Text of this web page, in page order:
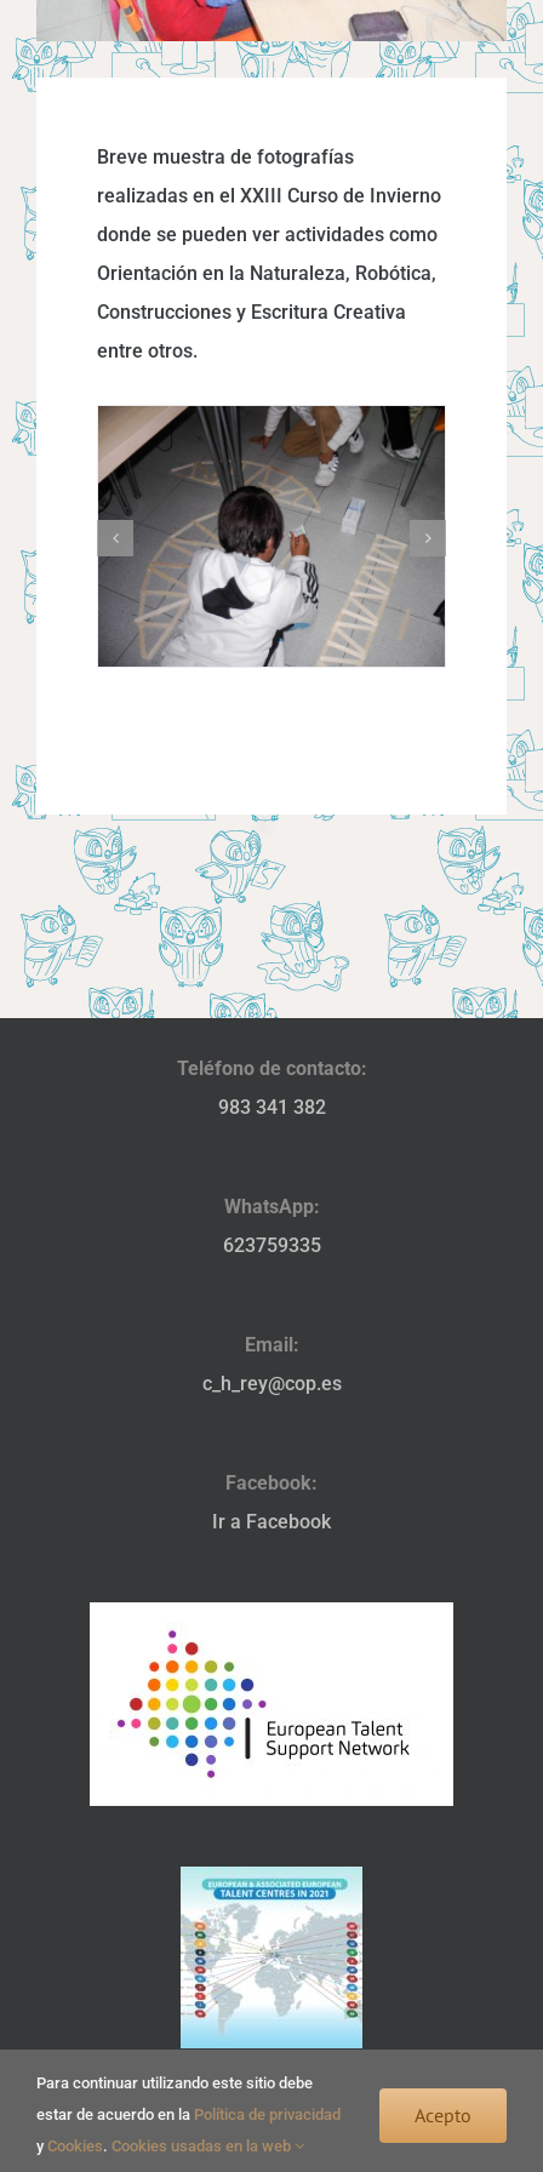
Breve muestra de fotografías
realizadas en el XXIII Curso de Invierno
donde se pueden ver actividades como
Orientación en la Naturaleza, Robótica,
Construcciones y Escritura Creativa
entre otros.
Teléfono de contacto:
983 341 382
WhatsApp:
623759335
Email:
c_h_rey@cop.es
Facebook:
Ir a Facebook
Copyright 2022 Centro Huerta del Rey
Para continuar utilizando este sitio debe
estar de acuerdo en la Política de privacidad
y Cookies. Cookies usadas en la web
Acepto